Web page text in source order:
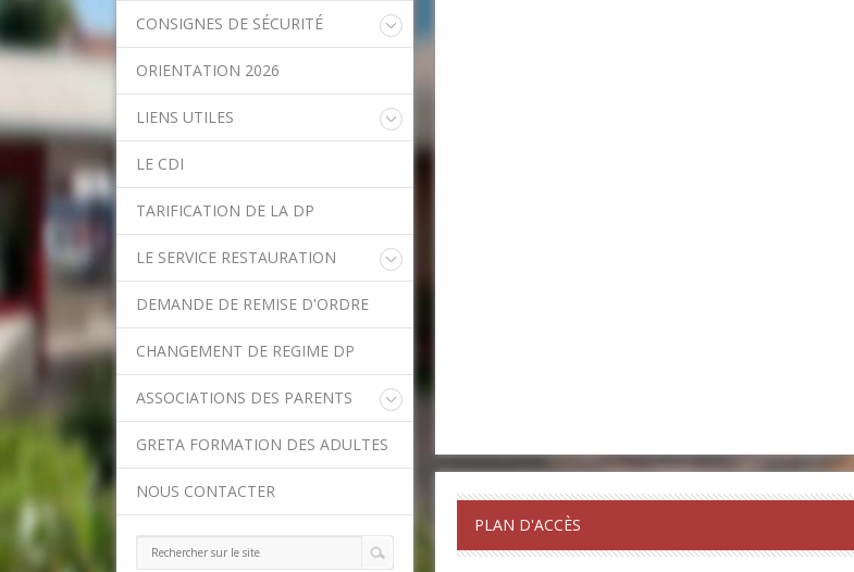
CONSIGNES DE SÉCURITÉ
ORIENTATION 2026
LIENS UTILES
Marne
Onisep
Conseil Départemental du Val-de-
Asssitance Ordival
Aides financières du Département
Ministère de l'Education Nationale
Calendrier scolaire
LE CDI
TARIFICATION DE LA DP
LE SERVICE RESTAURATION
DEMANDE DE REMISE D'ORDRE
CHANGEMENT DE REGIME DP
ASSOCIATIONS DES PARENTS
GRETA FORMATION DES ADULTES
NOUS CONTACTER
PLAN D'ACCÈS